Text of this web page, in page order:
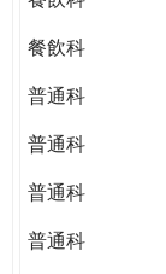
CITIZENSHIP
餐飲科
普通科
普通科
普通科
普通科